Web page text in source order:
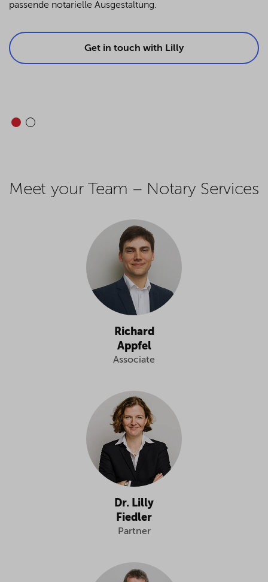
passende notarielle Ausgestaltung.
Get in touch with Lilly
Meet your Team – Notary Services
Richard
Appfel
Associate
Dr. Lilly
Fiedler
Partner